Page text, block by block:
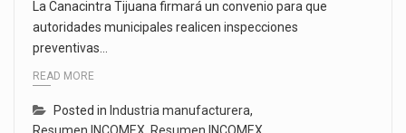
Los créditos fiscales determinados a empresas IMMEX rara vez nacen de una interpretación equivocada de…
La Canacintra Tijuana firmará un convenio para que
autoridades municipales realicen inspecciones
preventivas…
READ MORE
Posted in Industria manufacturera,
Resumen INCOMEX, Resumen INCOMEX